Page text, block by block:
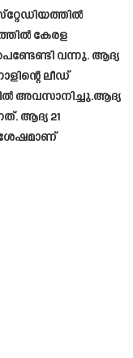
കേരള
വന്നു. ആദ്യ
ലീഡ്
അവസാനിച്ചു.ആദ്യ
ആദ്യ 21
ശേഷമാണ്